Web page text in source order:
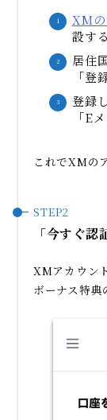
XMの
設す
居住
「登
登録
「E
これでXMの
「今すぐ
XMアカウン
ボーナス特典